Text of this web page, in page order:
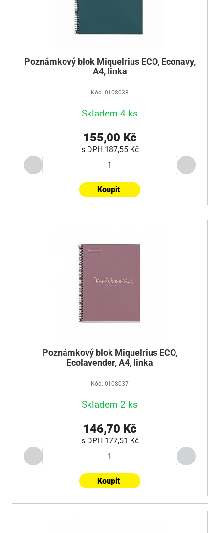
Poznámkový blok Miquelrius ECO, Econavy,
A4, linka
Kód: 0108038
Skladem 4 ks
155,00 Kč
s DPH 187,55 Kč
Koupit
Poznámkový blok Miquelrius ECO,
Ecolavender, A4, linka
Kód: 0108037
Skladem 2 ks
146,70 Kč
s DPH 177,51 Kč
Koupit